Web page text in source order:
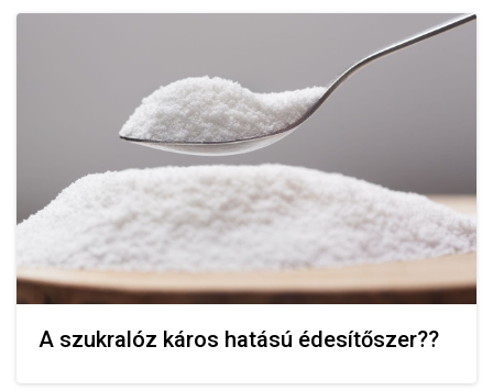
A szukralóz káros hatású édesítőszer??